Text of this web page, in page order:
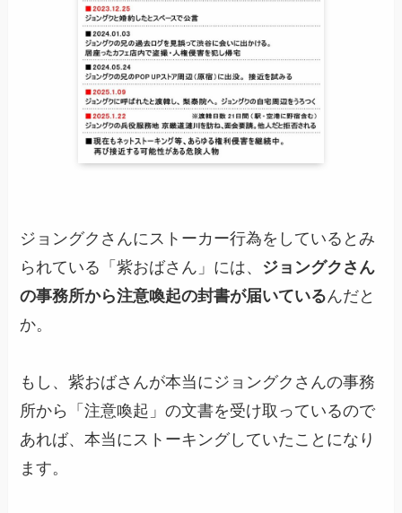
ジョングクさんにストーカー行為をしているとみ
られている「紫おばさん」には、 ジョングクさん
の事務所から注意喚起の封書が届いているんだと
か。
もし、紫おばさんが本当にジョングクさんの事務
所から「注意喚起」の文書を受け取っているので
あれば、本当にストーキングしていたことになり
ます。